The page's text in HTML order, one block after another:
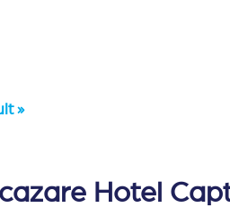
»
Hotel